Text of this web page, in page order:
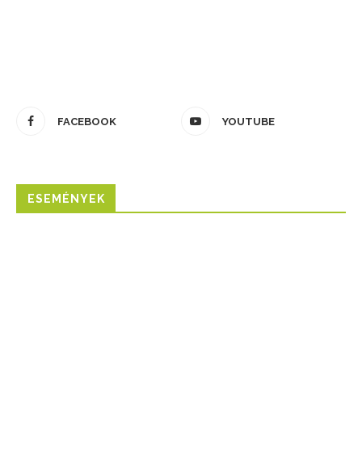
FACEBOOK YOUTUBE
ESEMÉNYEK